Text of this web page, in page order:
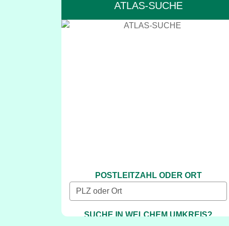
ATLAS-SUCHE
POSTLEITZAHL ODER ORT
SUCHE IN WELCHEM UMKREIS?